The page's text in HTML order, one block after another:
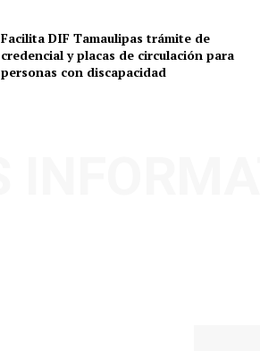
Facilita DIF Tamaulipas trámite de
credencial y placas de circulación para
personas con discapacidad